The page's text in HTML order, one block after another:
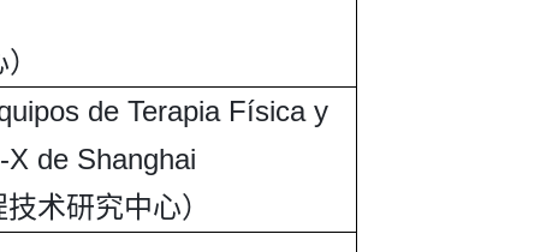
de Terapia Física y
de Shanghai
术研究中心）